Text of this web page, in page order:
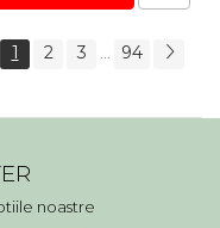
1 2 3 94
noastre